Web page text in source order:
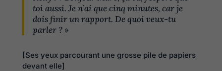
toi aussi. Je n’ai que cinq minutes, car je
dois finir un rapport. De quoi veux-tu
parler ? »
[Ses yeux parcourant une grosse pile de papiers
devant elle]